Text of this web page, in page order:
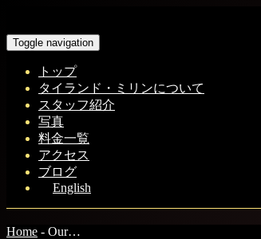
Toggle navigation
トップ
タイランド・ミリンについて
スタッフ紹介
写真
料金一覧
アクセス
ブログ
English
Home - Our…